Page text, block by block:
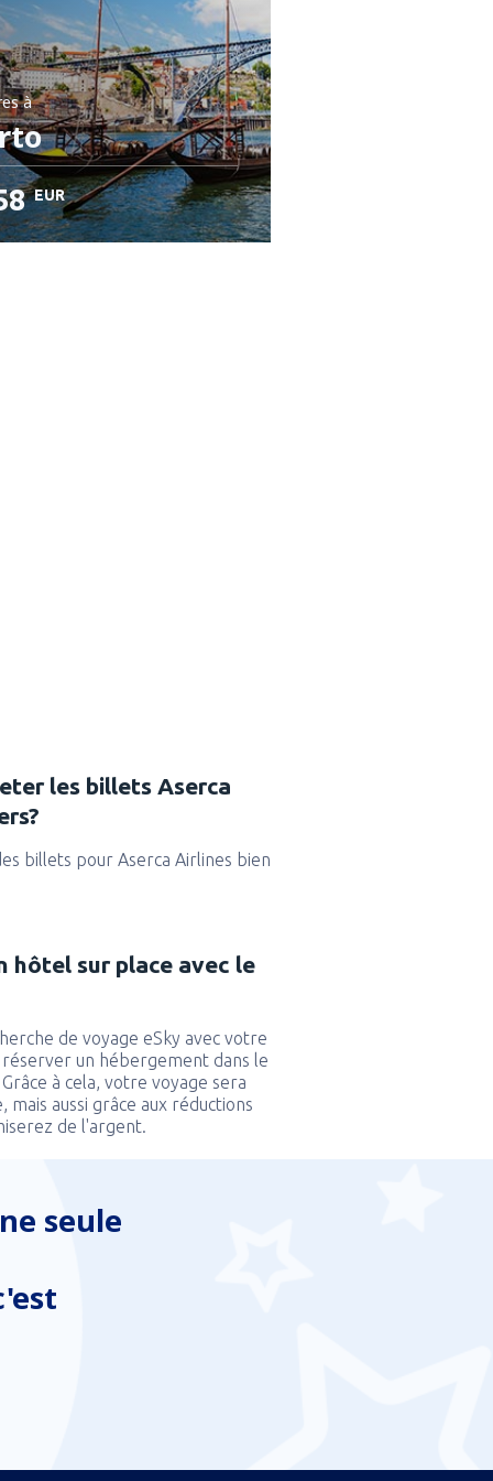
à
EUR
les billets Aserca
billets pour Aserca Airlines bien
hôtel sur place avec le
de voyage eSky avec votre
un hébergement dans le
à cela, votre voyage sera
aussi grâce aux réductions
de l'argent.
seule